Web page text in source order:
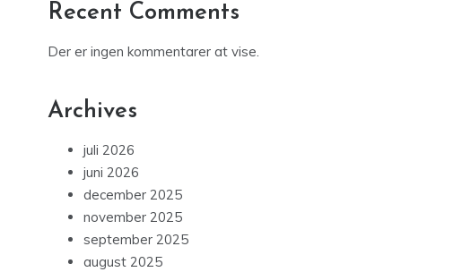
Recent Comments
Der er ingen kommentarer at vise.
Archives
juli 2026
juni 2026
december 2025
november 2025
september 2025
august 2025